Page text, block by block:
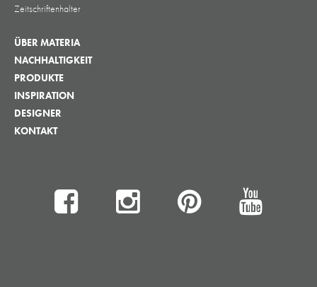
Zeitschriftenhalter
ÜBER MATERIA
NACHHALTIGKEIT
PRODUKTE
INSPIRATION
DESIGNER
KONTAKT